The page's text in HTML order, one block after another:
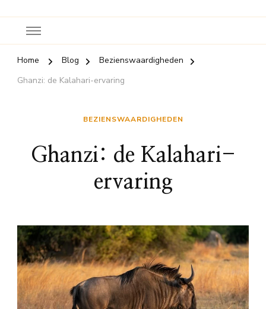
Home Blog
Bezienswaardigheden
Ghanzi: de Kalahari-ervaring
BEZIENSWAARDIGHEDEN
Ghanzi: de Kalahari-
ervaring